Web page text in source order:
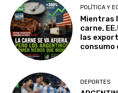
POLÍTICA Y
Mientras
carne,
las
consumo
DEPORTES